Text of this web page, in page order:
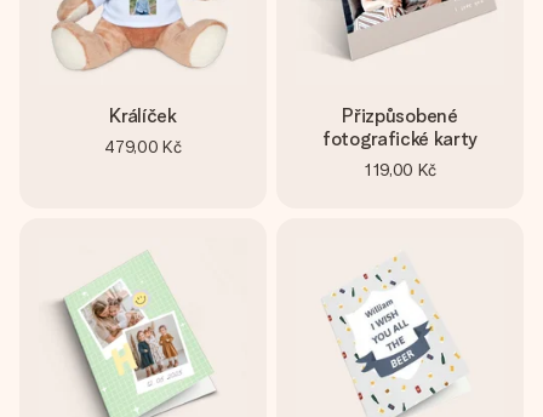
Králíček
479,00 Kč
Přizpůsobené
fotografické karty
119,00 Kč